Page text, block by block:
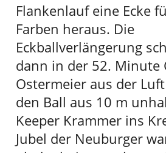
Flankenlauf eine Ecke
Farben heraus. Die
Eckballverlängerung
dann in der 52. Minute
Ostermeier aus der
den Ball aus 10 m
Keeper Krammer ins
Jubel der Neuburger